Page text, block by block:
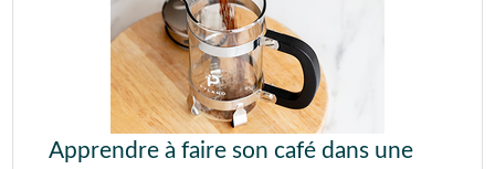
Apprendre à faire son café dans une